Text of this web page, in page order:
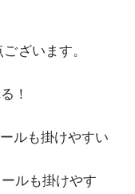
ざいます。
！
ルも掛けやすい
ルも掛けやす